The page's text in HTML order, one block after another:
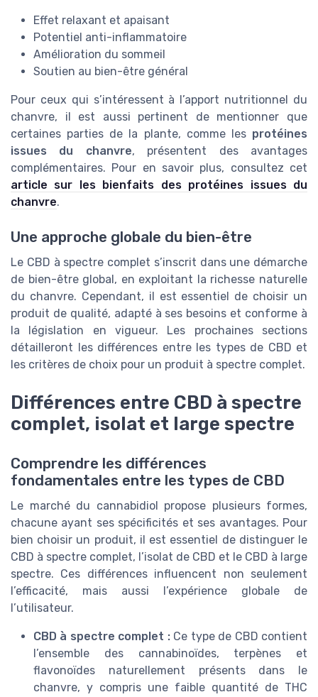
Effet relaxant et apaisant
Potentiel anti-inflammatoire
Amélioration du sommeil
Soutien au bien-être général
Pour ceux qui s’intéressent à l’apport nutritionnel du
chanvre, il est aussi pertinent de mentionner que
certaines parties de la plante, comme les protéines
issues du chanvre, présentent des avantages
complémentaires. Pour en savoir plus, consultez cet
article sur les bienfaits des protéines issues du
chanvre.
Une approche globale du bien-être
Le CBD à spectre complet s’inscrit dans une démarche
de bien-être global, en exploitant la richesse naturelle
du chanvre. Cependant, il est essentiel de choisir un
produit de qualité, adapté à ses besoins et conforme à
la législation en vigueur. Les prochaines sections
détailleront les différences entre les types de CBD et
les critères de choix pour un produit à spectre complet.
Différences entre CBD à spectre
complet, isolat et large spectre
Comprendre les différences
fondamentales entre les types de CBD
Le marché du cannabidiol propose plusieurs formes,
chacune ayant ses spécificités et ses avantages. Pour
bien choisir un produit, il est essentiel de distinguer le
CBD à spectre complet, l’isolat de CBD et le CBD à large
spectre. Ces différences influencent non seulement
l’efficacité, mais aussi l’expérience globale de
l’utilisateur.
CBD à spectre complet :Ce type de CBD contient
l’ensemble des cannabinoïdes, terpènes et
flavonoïdes naturellement présents dans le
chanvre, y compris une faible quantité de THC